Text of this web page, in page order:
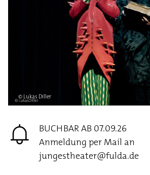
© Lukas Diller
BUCHBAR AB 07.09.26
Anmeldung per Mail an
jungestheater@fulda.de